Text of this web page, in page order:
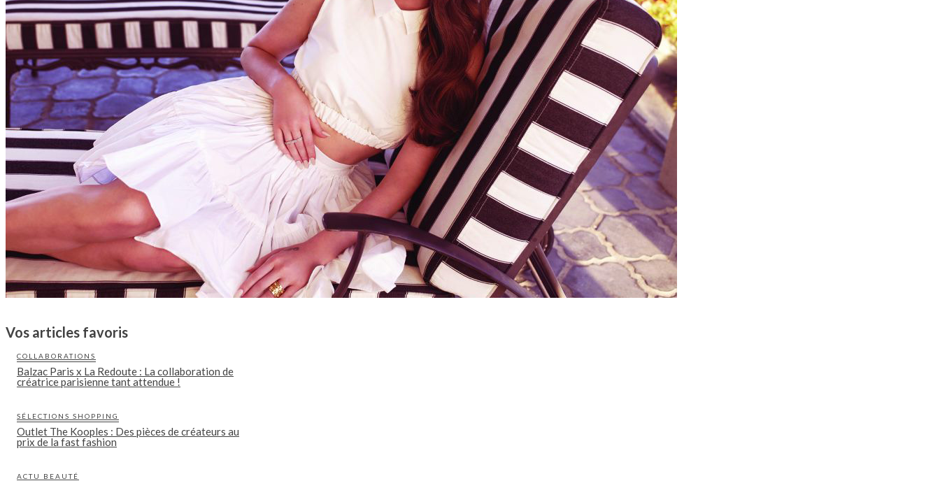
Vos articles favoris
COLLABORATIONS
Balzac Paris x La Redoute : La collaboration de
créatrice parisienne tant attendue !
SÉLECTIONS SHOPPING
Outlet The Kooples : Des pièces de créateurs au
prix de la fast fashion
ACTU BEAUTÉ